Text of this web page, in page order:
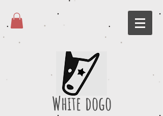
White dogo